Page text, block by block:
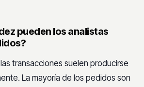
pueden los analistas
transacciones suelen producirse
La mayoría de los pedidos son